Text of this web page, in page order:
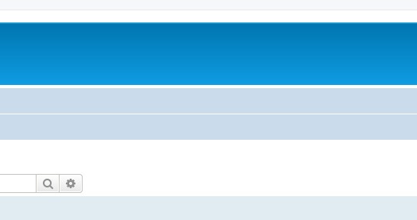
Поиск